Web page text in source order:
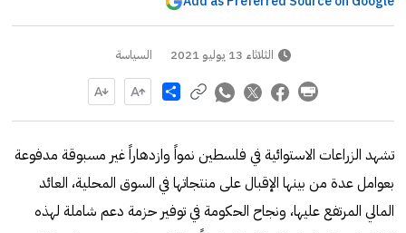
الثلاثاء 13 يوليو 2021 السياسة
Share
تشهد الزراعات الاستوائية في فلسطين نمواً وازدهاراً غير مسبوقة مدفوعة
بعوامل عدة من بينها الإقبال على منتجاتها في السوق المحلية، العائد
المالي المرتفع عليها، ونجاح الحكومة في توفير حزمة دعم شاملة لهذه